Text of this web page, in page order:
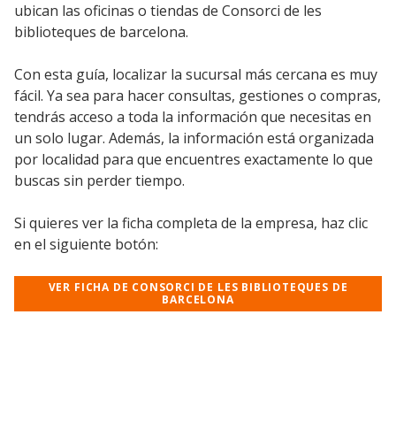
ubican las oficinas o tiendas de Consorci de les
biblioteques de barcelona.
Con esta guía, localizar la sucursal más cercana es muy
fácil. Ya sea para hacer consultas, gestiones o compras,
tendrás acceso a toda la información que necesitas en
un solo lugar. Además, la información está organizada
por localidad para que encuentres exactamente lo que
buscas sin perder tiempo.
Si quieres ver la ficha completa de la empresa, haz clic
en el siguiente botón:
VER FICHA DE CONSORCI DE LES BIBLIOTEQUES DE
BARCELONA